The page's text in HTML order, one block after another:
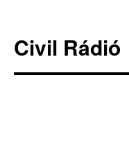
tartalomba
Civil Rádió